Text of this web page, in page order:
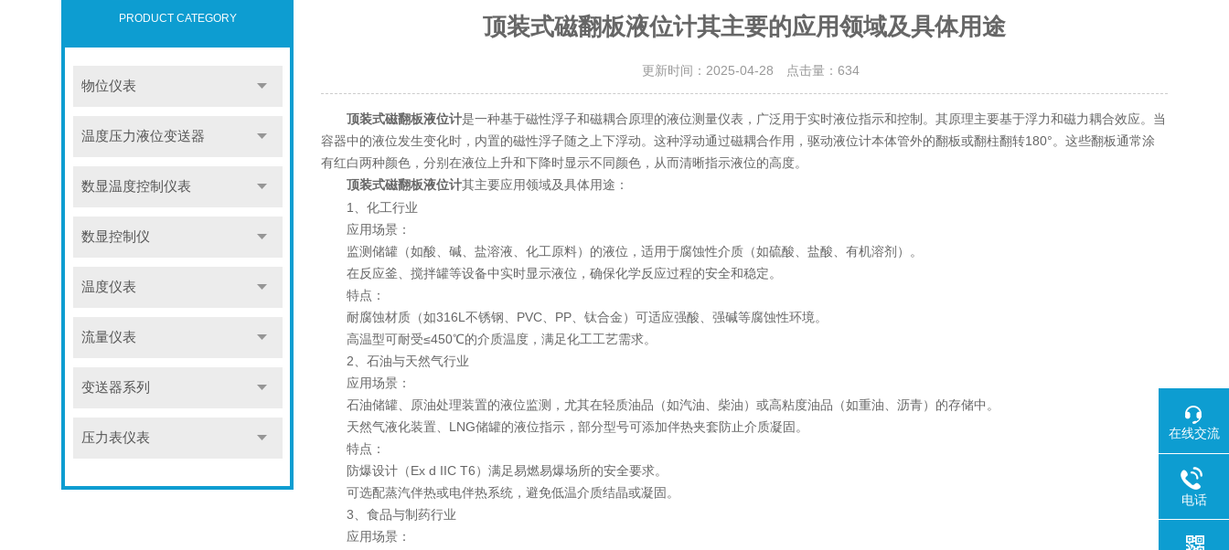
PRODUCT CATEGORY
物位仪表
温度压力液位变送器
数显温度控制仪表
数显控制仪
温度仪表
流量仪表
变送器系列
压力表仪表
顶装式磁翻板液位计其主要的应用领域及具体用途
更新时间：2025-04-28 点击量：634
顶装式磁翻板液位计是一种基于磁性浮子和磁耦合原理的液位测量仪表，广泛用于实时液位指示和控制。其原理主要基于浮力和磁力耦合效应。当
容器中的液位发生变化时，内置的磁性浮子随之上下浮动。这种浮动通过磁耦合作用，驱动液位计本体管外的翻板或翻柱翻转180°。这些翻板通常涂
有红白两种颜色，分别在液位上升和下降时显示不同颜色，从而清晰指示液位的高度。
顶装式磁翻板液位计其主要应用领域及具体用途：
1、化工行业
应用场景：
监测储罐（如酸、碱、盐溶液、化工原料）的液位，适用于腐蚀性介质（如硫酸、盐酸、有机溶剂）。
在反应釜、搅拌罐等设备中实时显示液位，确保化学反应过程的安全和稳定。
特点：
耐腐蚀材质（如316L不锈钢、PVC、PP、钛合金）可适应强酸、强碱等腐蚀性环境。
高温型可耐受≤450℃的介质温度，满足化工工艺需求。
2、石油与天然气行业
应用场景：
石油储罐、原油处理装置的液位监测，尤其在轻质油品（如汽油、柴油）或高粘度油品（如重油、沥青）的存储中。
天然气液化装置、LNG储罐的液位指示，部分型号可添加伴热夹套防止介质凝固。
特点：
防爆设计（Ex d IIC T6）满足易燃易爆场所的安全要求。
可选配蒸汽伴热或电伴热系统，避免低温介质结晶或凝固。
3、食品与制药行业
应用场景：
在线交流
电话